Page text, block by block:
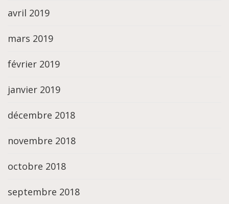
avril 2019
mars 2019
février 2019
janvier 2019
décembre 2018
novembre 2018
octobre 2018
septembre 2018